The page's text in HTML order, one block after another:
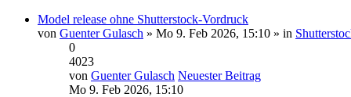
Model release ohne Shutterstock-Vordruck
von Guenter Gulasch » Mo 9. Feb 2026, 15:10 » in
0
4023
von Guenter Gulasch Neuester Beitrag
Mo 9. Feb 2026, 15:10